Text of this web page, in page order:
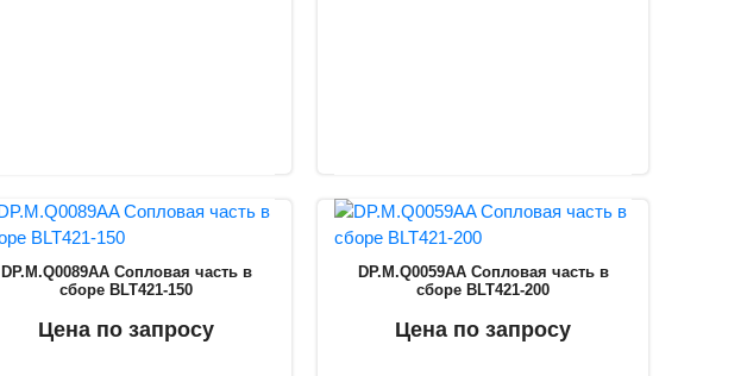
DP.M.Q0089AA Сопловая часть в
сборе BLT421-150
Цена по запросу
DP.M.Q0059AA Сопловая часть в
сборе BLT421-200
Цена по запросу